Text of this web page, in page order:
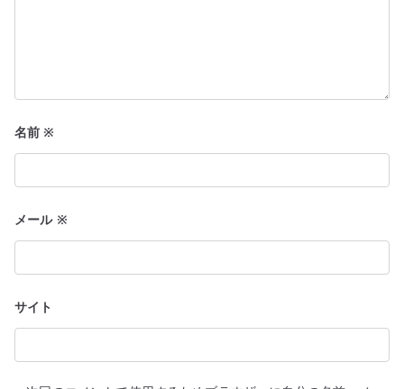
名前※
メール ※
サイト